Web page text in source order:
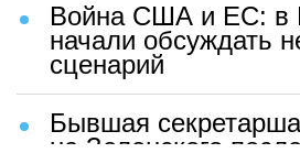
Война США и ЕС: в
начали обсуждать
сценарий
Бывшая
на Зеленского